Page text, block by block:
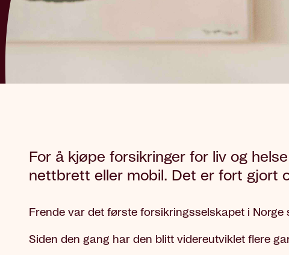
For å kjøpe forsikringer for liv og
nettbrett eller mobil. Det er fort gjort
Frende var det første forsikringsselskapet i
Siden den gang har den blitt videreutviklet flere